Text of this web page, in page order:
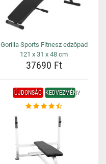
Gorilla Sports Fitnesz edzőpad
121 x 31 x 48 cm
37690 Ft
ÚJDONSÁG KEDVEZMÉNY